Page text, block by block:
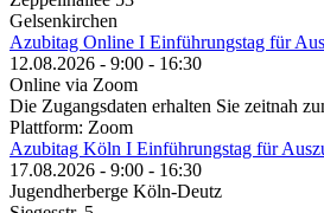
Gelsenkirchen
Azubitag Online I Einführungstag für
12.08.2026 - 9:00 - 16:30
Online via Zoom
Die Zugangsdaten erhalten Sie zeitnah
Plattform: Zoom
Azubitag Köln I Einführungstag für
17.08.2026 - 9:00 - 16:30
Jugendherberge Köln-Deutz